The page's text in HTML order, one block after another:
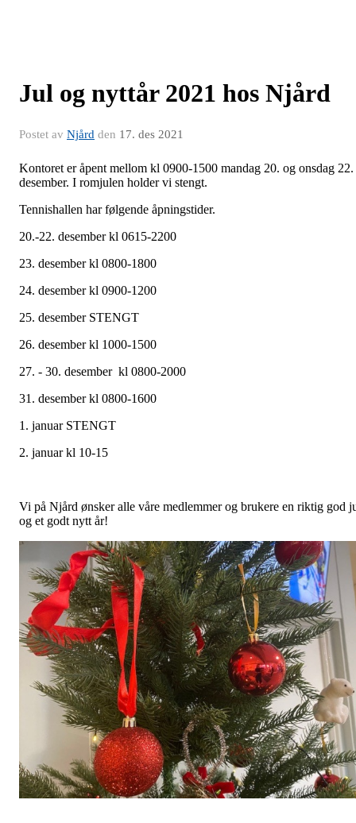
Jul og nyttår 2021 hos Njård
Postet av Njård den 17. des 2021
Kontoret er åpent mellom kl 0900-1500 mandag 20. og onsdag 22.
desember. I romjulen holder vi stengt.
Tennishallen har følgende åpningstider.
20.-22. desember kl 0615-2200
23. desember kl 0800-1800
24. desember kl 0900-1200
25. desember STENGT
26. desember kl 1000-1500
27. - 30. desember kl 0800-2000
31. desember kl 0800-1600
1. januar STENGT
2. januar kl 10-15
Vi på Njård ønsker alle våre medlemmer og brukere en riktig god
og et godt nytt år!